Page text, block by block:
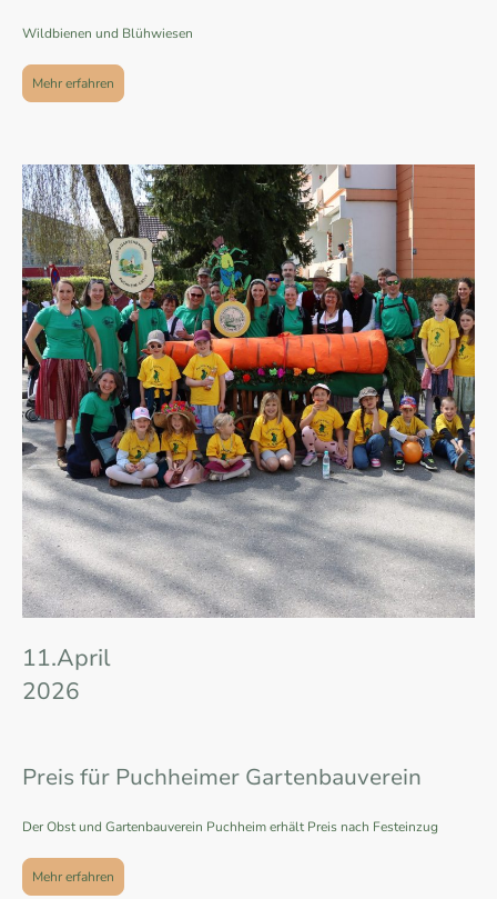
Wildbienen und Blühwiesen
Mehr erfahren
11.April
2026
Preis für Puchheimer Gartenbauverein
Der Obst und Gartenbauverein Puchheim erhält Preis nach Festeinzug
Mehr erfahren